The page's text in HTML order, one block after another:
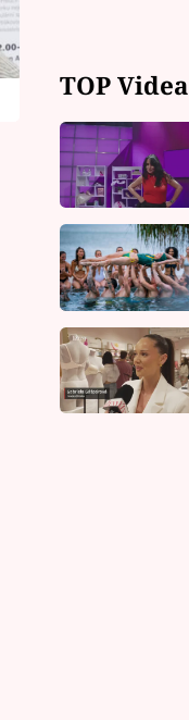
TOP Videa